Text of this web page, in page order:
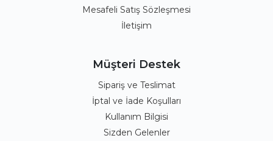
Mesafeli Satış Sözleşmesi
İletişim
Müşteri Destek
Sipariş ve Teslimat
İptal ve İade Koşulları
Kullanım Bilgisi
Sizden Gelenler